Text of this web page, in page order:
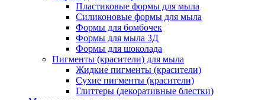
Пластиковые формы для мыла
Силиконовые формы для мыла
Формы для бомбочек
Формы для мыла 3Д
Формы для шоколада
Пигменты (красители) для мыла
Жидкие пигменты (красители)
Сухие пигменты (красители)
Глиттеры (декоративные блестки)